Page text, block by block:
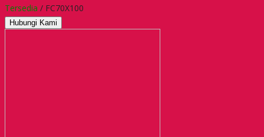
Tersedia / FC70X100
Hubungi Kami